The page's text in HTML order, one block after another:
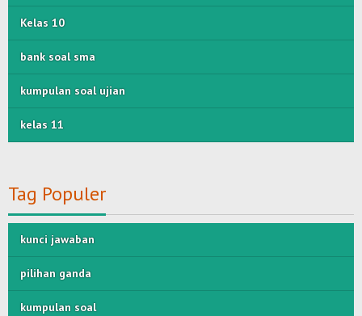
Kelas 10
bank soal sma
kumpulan soal ujian
kelas 11
Tag Populer
kunci jawaban
pilihan ganda
kumpulan soal